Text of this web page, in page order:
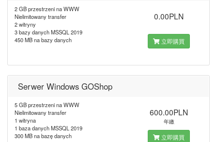
2 GB przestrzeni na WWW
Nielimitowany transfer
2 witryny
3 bazy danych MSSQL 2019
450 MB na bazy danych
0.00PLN
立即購買
Serwer Windows GOShop
5 GB przestrzeni na WWW
Nielimitowany transfer
1 witryna
1 baza danych MSSQL 2019
300 MB na bazę danych
600.00PLN
年繳
立即購買